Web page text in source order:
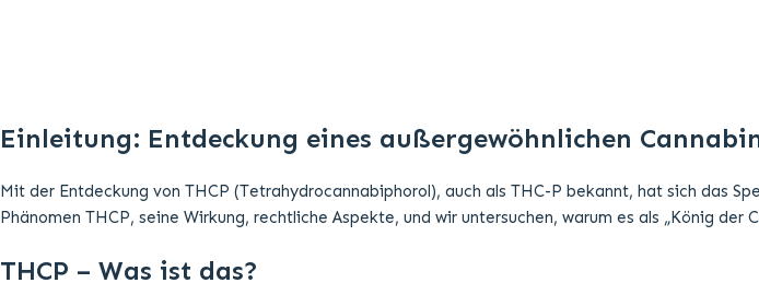
Cannabinoid-Rezeptoren im menschlichen Körper.
Die rechtliche Situation von THCP variiert weltweit und hängt stark von den lokalen Cannabis-